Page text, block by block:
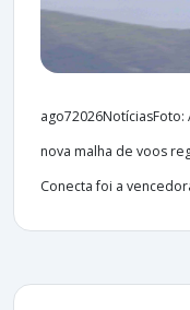
ago72026NotíciasFoto:
nova malha de voos
Conecta foi a